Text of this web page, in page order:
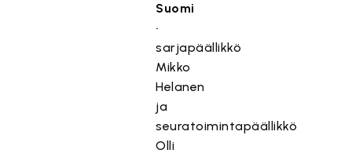
Suomi
•
sarjapäällikkö
Mikko
Helanen
ja
seuratoimintapäällikkö
Olli